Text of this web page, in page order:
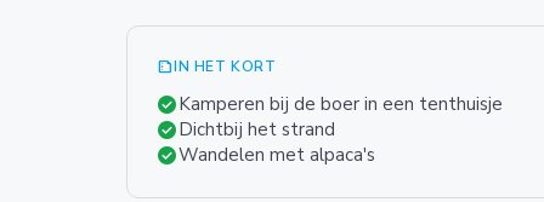
summarizeIN HET KORT
check_circleKamperen bij de boer in een tenthuisje
check_circleDichtbij het strand
check_circleWandelen met alpaca's